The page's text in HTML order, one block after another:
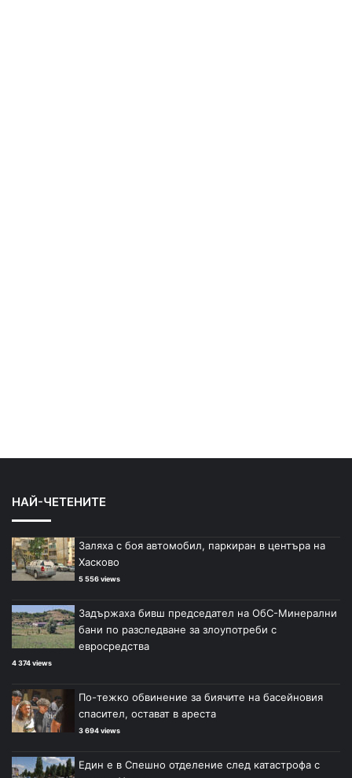
НАЙ-ЧЕТЕНИТЕ
Заляха с боя автомобил, паркиран в центъра на
Хасково
5 556 views
Задържаха бивш председател на ОбС-Минерални
бани по разследване за злоупотреби с
евросредства
4 374 views
По-тежко обвинение за биячите на басейновия
спасител, остават в ареста
3 694 views
Един е в Спешно отделение след катастрофа с